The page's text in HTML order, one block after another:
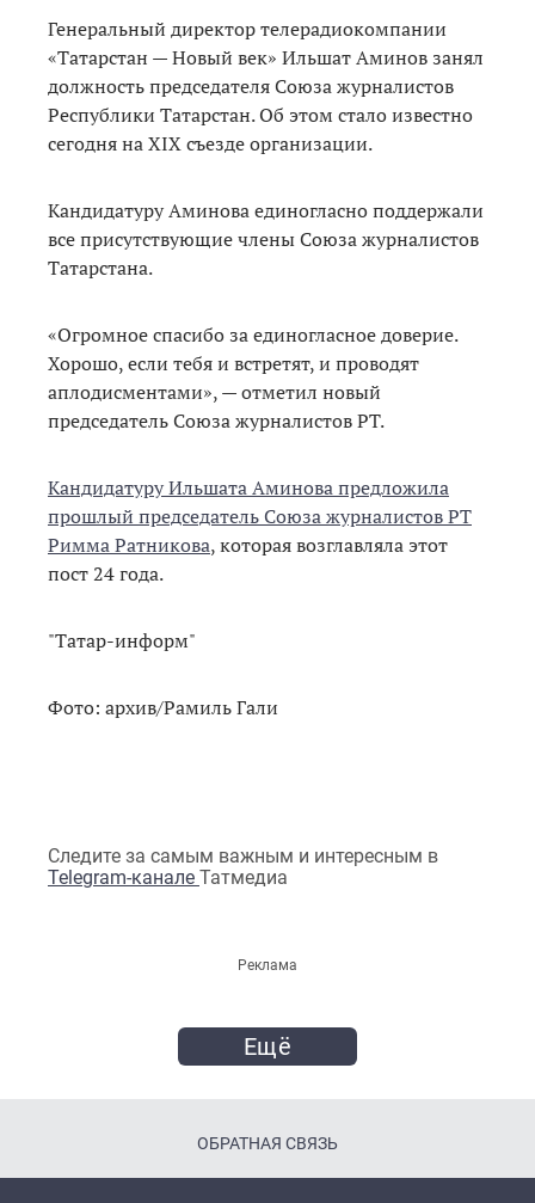
Генеральный директор телерадиокомпании
«Татарстан — Новый век» Ильшат Аминов занял
должность председателя Союза журналистов
Республики Татарстан. Об этом стало известно
сегодня на XIX съезде организации.
Кандидатуру Аминова единогласно поддержали
все присутствующие члены Союза журналистов
Татарстана.
«Огромное спасибо за единогласное доверие.
Хорошо, если тебя и встретят, и проводят
аплодисментами», — отметил новый
председатель Союза журналистов РТ.
Кандидатуру Ильшата Аминова предложила
прошлый председатель Союза журналистов РТ
Римма Ратникова, которая возглавляла этот
пост 24 года.
"Татар-информ"
Фото: архив/Рамиль Гали
Следите за самым важным и интересным в
Telegram-канале Татмедиа
Реклама
Ещё
ОБРАТНАЯ СВЯЗЬ